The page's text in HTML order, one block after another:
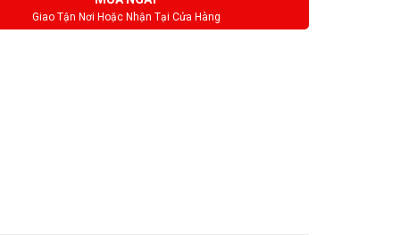
Giao Tận Nơi Hoặc Nhận Tại Cửa Hàng